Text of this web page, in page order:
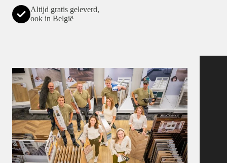
Altijd gratis geleverd,
ook in België